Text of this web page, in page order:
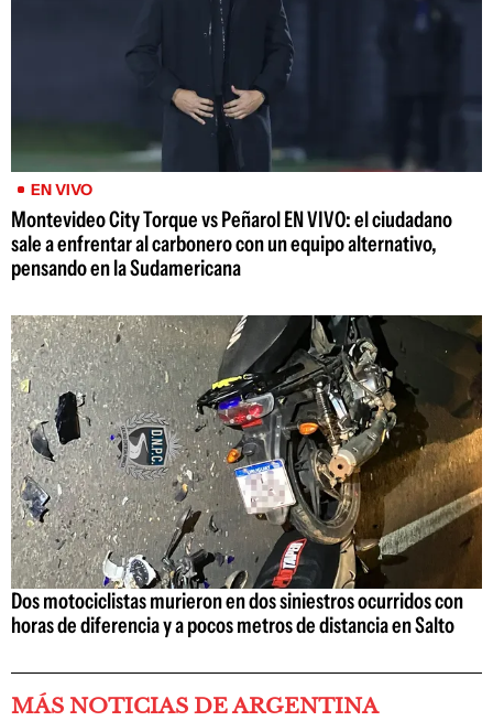
EN VIVO
Montevideo City Torque vs Peñarol EN VIVO: el ciudadano
sale a enfrentar al carbonero con un equipo alternativo,
pensando en la Sudamericana
Dos motociclistas murieron en dos siniestros ocurridos con
horas de diferencia y a pocos metros de distancia en Salto
MÁS NOTICIAS DE ARGENTINA